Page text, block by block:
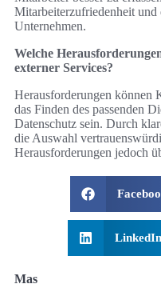
Mitarbeiterzufriedenheit
Unternehmen.
Welche
externer Services?
Herausforderungen können
das Finden des passenden
Datenschutz sein. Durch
die Auswahl
Herausforderungen jedoch
LinkedIn
Mas